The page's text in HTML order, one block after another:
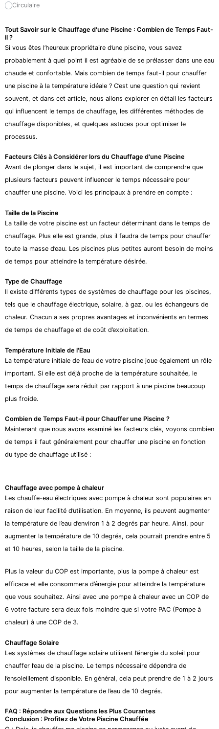
Circulaire
Tout Savoir sur le Chauffage d'une Piscine : Combien de Temps Faut-
il ?
Si vous êtes l’heureux propriétaire d’une piscine, vous savez
probablement à quel point il est agréable de se prélasser dans une eau
chaude et confortable. Mais combien de temps faut-il pour chauffer
une piscine à la température idéale ? C’est une question qui revient
souvent, et dans cet article, nous allons explorer en détail les facteurs
qui influencent le temps de chauffage, les différentes méthodes de
chauffage disponibles, et quelques astuces pour optimiser le
processus.
Facteurs Clés à Considérer lors du Chauffage d'une Piscine
Avant de plonger dans le sujet, il est important de comprendre que
plusieurs facteurs peuvent influencer le temps nécessaire pour
chauffer une piscine. Voici les principaux à prendre en compte :
Taille de la Piscine
La taille de votre piscine est un facteur déterminant dans le temps de
chauffage. Plus elle est grande, plus il faudra de temps pour chauffer
toute la masse d’eau. Les piscines plus petites auront besoin de moins
de temps pour atteindre la température désirée.
Type de Chauffage
Il existe différents types de systèmes de chauffage pour les piscines,
tels que le chauffage électrique, solaire, à gaz, ou les échangeurs de
chaleur. Chacun a ses propres avantages et inconvénients en termes
de temps de chauffage et de coût d’exploitation.
Température Initiale de l'Eau
La température initiale de l’eau de votre piscine joue également un rôle
important. Si elle est déjà proche de la température souhaitée, le
temps de chauffage sera réduit par rapport à une piscine beaucoup
plus froide.
Combien de Temps Faut-il pour Chauffer une Piscine ?
Maintenant que nous avons examiné les facteurs clés, voyons combien
de temps il faut généralement pour chauffer une piscine en fonction
du type de chauffage utilisé :
Chauffage avec pompe à chaleur
Les chauffe-eau électriques avec pompe à chaleur sont populaires en
raison de leur facilité d’utilisation. En moyenne, ils peuvent augmenter
la température de l’eau d’environ 1 à 2 degrés par heure. Ainsi, pour
augmenter la température de 10 degrés, cela pourrait prendre entre 5
et 10 heures, selon la taille de la piscine.
Plus la valeur du COP est importante, plus la pompe à chaleur est
efficace et elle consommera d’énergie pour atteindre la température
que vous souhaitez. Ainsi avec une pompe à chaleur avec un COP de
6 votre facture sera deux fois moindre que si votre PAC (Pompe à
chaleur) à une COP de 3.
Chauffage Solaire
Les systèmes de chauffage solaire utilisent l’énergie du soleil pour
chauffer l’eau de la piscine. Le temps nécessaire dépendra de
l’ensoleillement disponible. En général, cela peut prendre de 1 à 2 jours
pour augmenter la température de l’eau de 10 degrés.
FAQ : Répondre aux Questions les Plus Courantes
Conclusion : Profitez de Votre Piscine Chauffée